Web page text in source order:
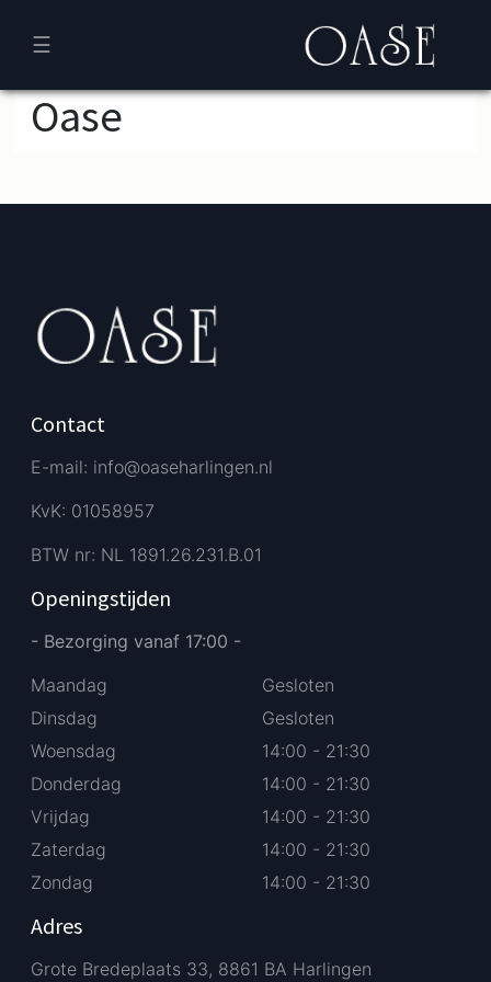
☰
Oase
Contact
E-mail: info@oaseharlingen.nl
KvK: 01058957
BTW nr: NL 1891.26.231.B.01
Openingstijden
- Bezorging vanaf 17:00 -
Maandag
Dinsdag
Woensdag
Donderdag
Vrijdag
Zaterdag
Zondag
Gesloten
Gesloten
14:00 - 21:30
14:00 - 21:30
14:00 - 21:30
14:00 - 21:30
14:00 - 21:30
Adres
Grote Bredeplaats 33, 8861 BA Harlingen